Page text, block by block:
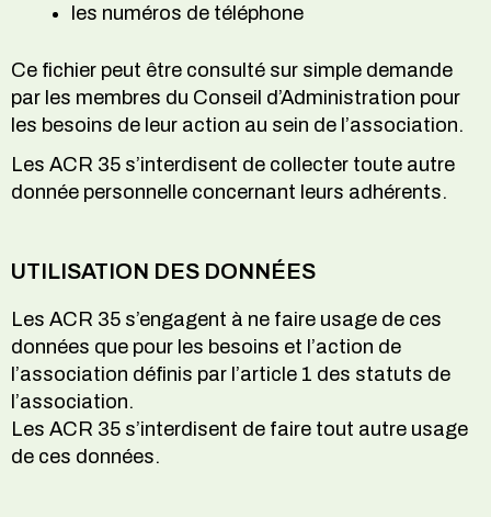
les numéros de téléphone
Ce fichier peut être consulté sur simple demande
par les membres du Conseil d’Administration pour
les besoins de leur action au sein de l’association.
Les ACR 35 s’interdisent de collecter toute autre
donnée personnelle concernant leurs adhérents.
UTILISATION DES DONNÉES
Les ACR 35 s’engagent à ne faire usage de ces
données que pour les besoins et l’action de
l’association définis par l’article 1 des statuts de
l’association.
Les ACR 35 s’interdisent de faire tout autre usage
de ces données.